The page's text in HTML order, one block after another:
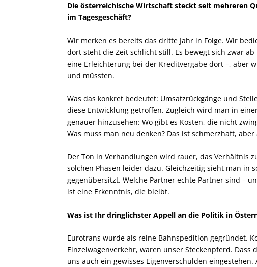
Die österreichische Wirtschaft steckt seit mehreren
im Tagesgeschäft?
Wir merken es bereits das dritte Jahr in Folge. Wir
dort steht die Zeit schlicht still. Es bewegt sich zwar
eine Erleichterung bei der Kreditvergabe dort –, aber
und müssten.
Was das konkret bedeutet: Umsatzrückgänge und
diese Entwicklung getroffen. Zugleich wird man in
genauer hinzusehen: Wo gibt es Kosten, die nicht
Was muss man neu denken? Das ist schmerzhaft,
Der Ton in Verhandlungen wird rauer, das Verhältnis
solchen Phasen leider dazu. Gleichzeitig sieht man in
gegenübersitzt. Welche Partner echte Partner sind –
ist eine Erkenntnis, die bleibt.
Was ist Ihr dringlichster Appell an die Politik in
Eurotrans wurde als reine Bahnspedition gegründet.
Einzelwagenverkehr, waren unser Steckenpferd.
uns auch ein gewisses Eigenverschulden